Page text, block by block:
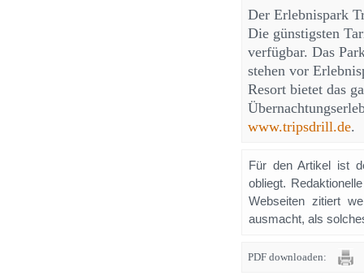
Der Erlebnispark
Die günstigsten
verfügbar. Das
stehen vor
Resort bietet das
www.tripsdrill.de.
Für den Artikel ist
obliegt.
Webseiten zitiert
ausmacht, als
PDF downloaden: